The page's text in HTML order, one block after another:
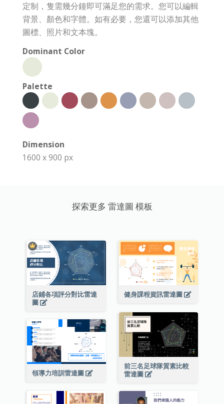
定制，隻需幾分鐘即可滿足您的需求。您可以編輯
背景、顏色和字體。如有必要，您還可以添加其他
圖標、照片和文本塊。
Dominant Color
Palette
Dimension
1600 x 900 px
探索更多 雷達圖 模板
店鋪各項評分對比雷達
圖
健身課程資訊雷達圖
前三名足球隊質素比較
雷達圖
領導力培訓雷達圖